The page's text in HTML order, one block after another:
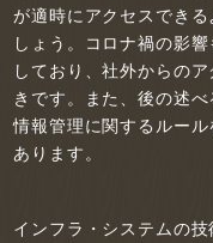
が適時にアクセスでき
しょう。コロナ禍の影
しており、社外からの
きです。また、後の述
情報管理に関するルー
あります。
インフラ・システムの技